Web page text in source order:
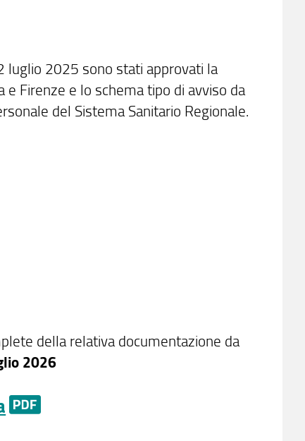
luglio 2025 sono stati approvati la
e Firenze e lo schema tipo di avviso da
del Sistema Sanitario Regionale.
della relativa documentazione da
2026